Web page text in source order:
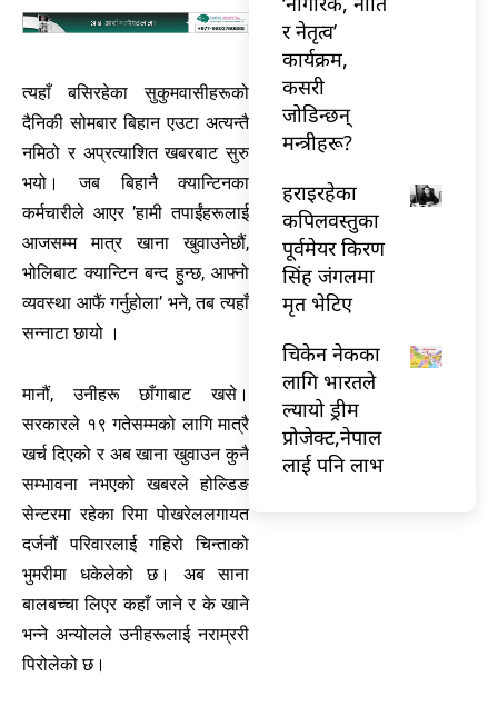
त्यहाँ बसिरहेका सुकुमवासीहरूको
दैनिकी सोमबार बिहान एउटा अत्यन्तै
नमिठो र अप्रत्याशित खबरबाट सुरु
भयो। जब बिहानै क्यान्टिनका
कर्मचारीले आएर ’हामी तपाईंहरूलाई
आजसम्म मात्र खाना खुवाउनेछौं,
भोलिबाट क्यान्टिन बन्द हुन्छ, आफ्नो
व्यवस्था आफैं गर्नुहोला’ भने, तब त्यहाँ
सन्नाटा छायो ।
मानौं, उनीहरू छाँगाबाट खसे।
सरकारले १९ गतेसम्मको लागि मात्रै
खर्च दिएको र अब खाना खुवाउन कुनै
सम्भावना नभएको खबरले होल्डिङ
सेन्टरमा रहेका रिमा पोखरेललगायत
दर्जनौं परिवारलाई गहिरो चिन्ताको
भुमरीमा धकेलेको छ। अब साना
बालबच्चा लिएर कहाँ जाने र के खाने
भन्ने अन्योलले उनीहरूलाई नराम्ररी
पिरोलेको छ।
र नेतृत्व’
कार्यक्रम,
कसरी
जोडिन्छन्
मन्त्रीहरू?
हराइरहेका
कपिलवस्तुका
पूर्वमेयर किरण
सिंह जंगलमा
मृत भेटिए
चिकेन नेकका
लागि भारतले
ल्यायो ड्रीम
प्रोजेक्ट,नेपाल
लाई पनि लाभ